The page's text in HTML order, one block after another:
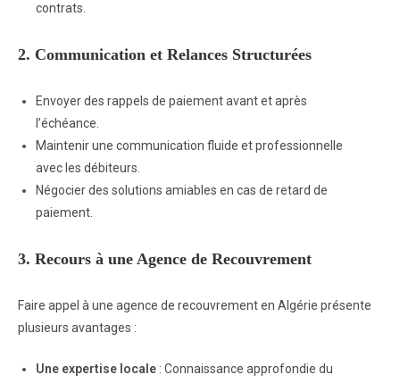
contrats.
2. Communication et Relances Structurées
Envoyer des rappels de paiement avant et après
l’échéance.
Maintenir une communication fluide et professionnelle
avec les débiteurs.
Négocier des solutions amiables en cas de retard de
paiement.
3. Recours à une Agence de Recouvrement
Faire appel à une agence de recouvrement en Algérie présente
plusieurs avantages :
Une expertise locale : Connaissance approfondie du